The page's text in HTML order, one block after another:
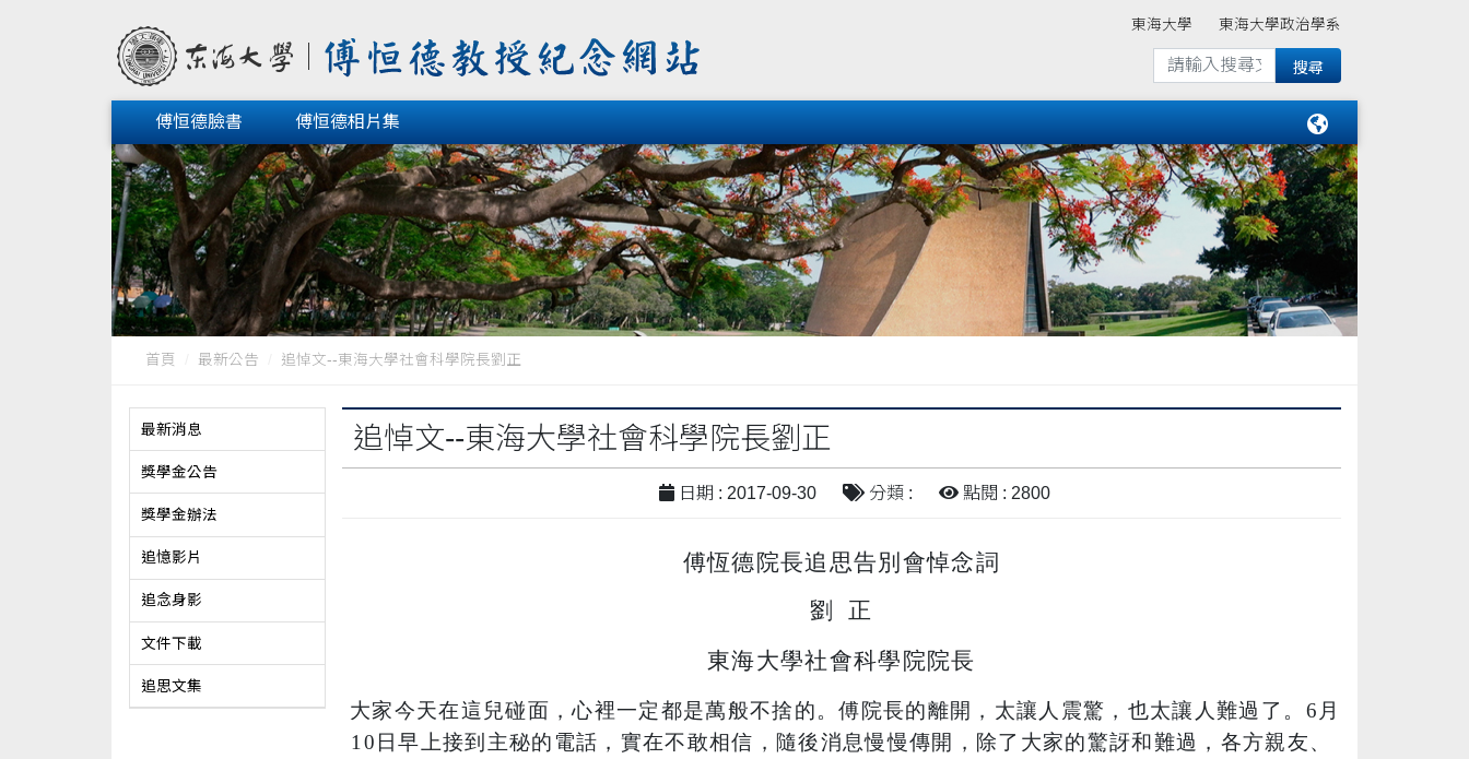
東海大學 東海大學政治學系
傅恒德臉書 傅恒德相片集
首頁 最新公告 追悼文--東海大學社會科學院長劉正
最新消息
獎學金公告
獎學金辦法
追憶影片
追念身影
文件下載
追思文集
追悼文--東海大學社會科學院長劉正
日期 : 2017-09-30 分類 : 點閱 : 2800
傅恆德院長追思告別會悼念詞
劉
正
東海大學社會科學院院長
大家今天在這兒碰面，心裡一定都是萬般不捨的。傅院長的離開，太讓人震驚，也太讓人難過了。 6 月
10 日早上接到主秘的電話，實在不敢相信，隨後消息慢慢傳開，除了大家的驚訝和難過，各方親友、